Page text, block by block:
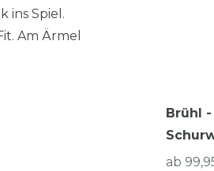
ins Spiel.
Am Ärmel
Brühl
ab